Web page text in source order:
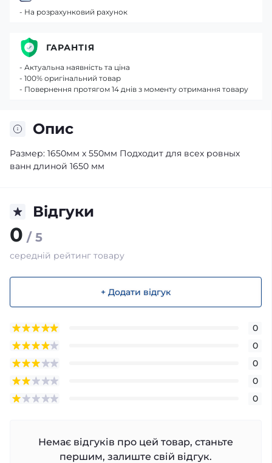
Опис
Размер: 1650мм x 550мм Подходит для всех ровных
ванн длиной 1650 мм
Відгуки
0 / 5
середній рейтинг товару
+ Додати відгук
0
0
0
0
0
Немає відгуків про цей товар, станьте
першим, залиште свій відгук.
- На розрахунковий рахунок
ГАРАНТІЯ
- Актуальна наявність та ціна
- 100% оригінальний товар
- Повернення протягом 14 днів з моменту отримання товару